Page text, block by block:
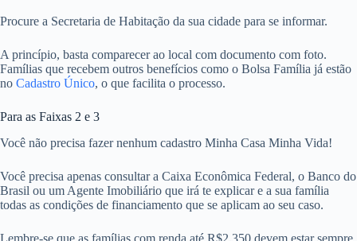
Procure a Secretaria de Habitação da sua cidade para se informar.
A princípio, basta comparecer ao local com documento com foto.
Famílias que recebem outros benefícios como o Bolsa Família já estão
no Cadastro Único, o que facilita o processo.
Para as Faixas 2 e 3
Você não precisa fazer nenhum cadastro Minha Casa Minha Vida!
Você precisa apenas consultar a Caixa Econômica Federal, o Banco do
Brasil ou um Agente Imobiliário que irá te explicar e a sua família
todas as condições de financiamento que se aplicam ao seu caso.